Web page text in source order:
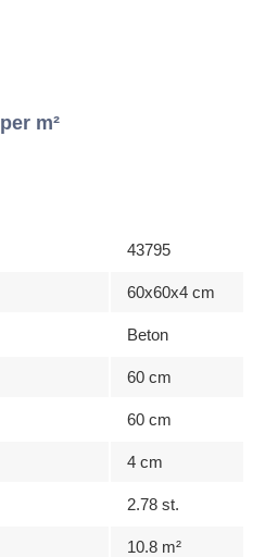
per m²
43795
60x60x4 cm
Beton
60 cm
60 cm
4 cm
2.78 st.
10.8 m²